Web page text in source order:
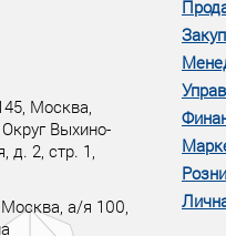
Москва,
Выхино-
д. 2, стр. 1,
Москва, а/я 100,